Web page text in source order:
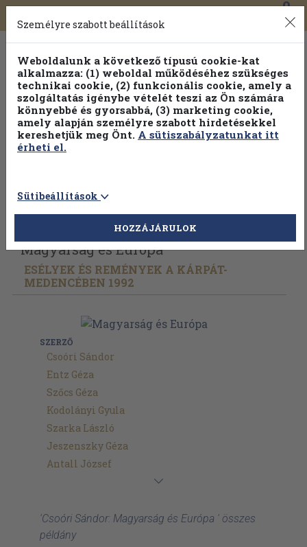
Toggle
navigation
0
Vissza az előző oldalra Válasszon példányt
Magyarság és Európa
ESÉLYEK ÉS REMÉNYEK A KÁRPÁT-
MEDENCÉBEN 1992
SZERZŐ
Csoóri Sándor
Entz Géza
Szőcs Géza
Kodolányi Gyula
Szarka László
Jeszenszky Géza
Antall József
'Csoóri Sándor: Magyarság és Európa ' összes
példány
Személyre szabott beállítások
Weboldalunk a következő típusú cookie-kat
alkalmazza: (1) weboldal működéséhez szükséges
technikai cookie, (2) funkcionális cookie, amely a
szolgáltatás igénybe vételét teszi az Ön számára
könnyebbé és gyorsabbá, (3) marketing cookie,
amely alapján személyre szabott hirdetésekkel
kereshetjük meg Önt. A sütiszabályzatunkat itt
érheti el.
Sütibeállítások
HOZZÁJÁRULOK